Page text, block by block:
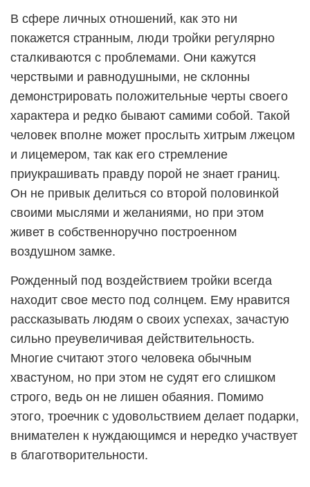
В сфере личных отношений, как это ни
покажется странным, люди тройки регулярно
сталкиваются с проблемами. Они кажутся
черствыми и равнодушными, не склонны
демонстрировать положительные черты своего
характера и редко бывают самими собой. Такой
человек вполне может прослыть хитрым лжецом
и лицемером, так как его стремление
приукрашивать правду порой не знает границ.
Он не привык делиться со второй половинкой
своими мыслями и желаниями, но при этом
живет в собственноручно построенном
воздушном замке.
Рожденный под воздействием тройки всегда
находит свое место под солнцем. Ему нравится
рассказывать людям о своих успехах, зачастую
сильно преувеличивая действительность.
Многие считают этого человека обычным
хвастуном, но при этом не судят его слишком
строго, ведь он не лишен обаяния. Помимо
этого, троечник с удовольствием делает подарки,
внимателен к нуждающимся и нередко участвует
в благотворительности.